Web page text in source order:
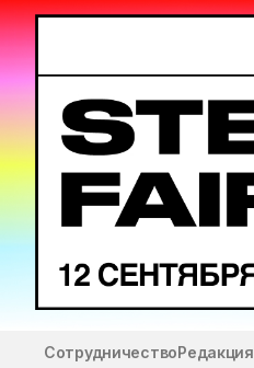
СотрудничествоРедакция